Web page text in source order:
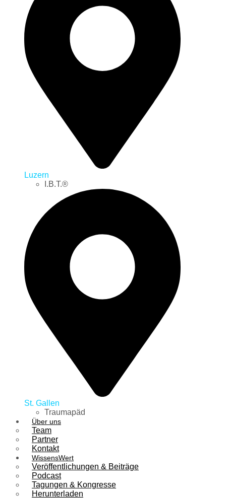
Luzern
I.B.T.®
St. Gallen
Traumapäd
Über uns
Team
Partner
Kontakt
WissensWert
Veröffentlichungen & Beiträge
Podcast
Tagungen & Kongresse
Herunterladen